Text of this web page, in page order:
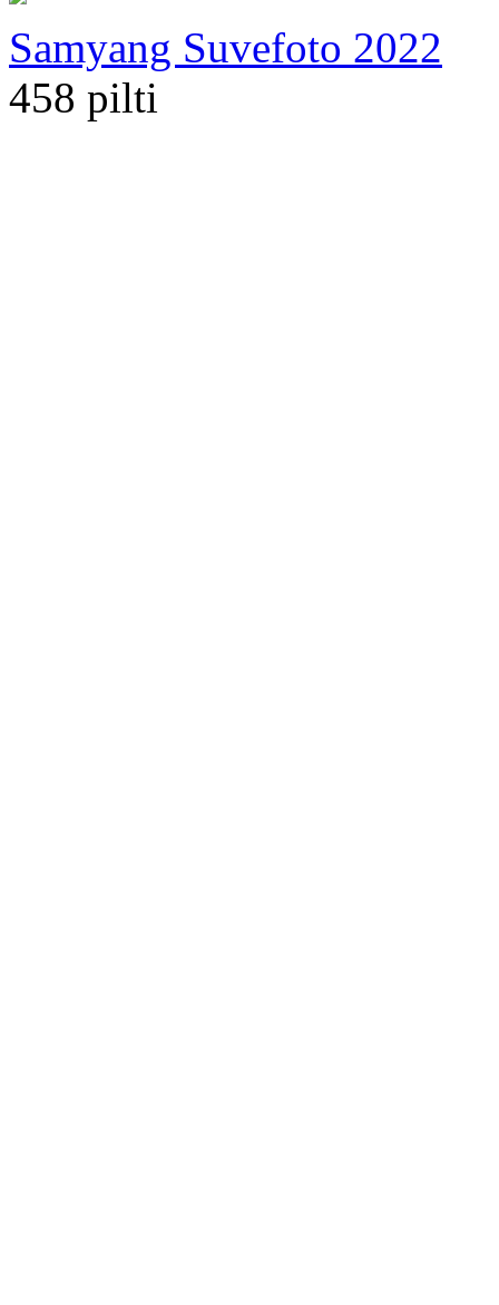
Samyang Suvefoto 2022
458 pilti